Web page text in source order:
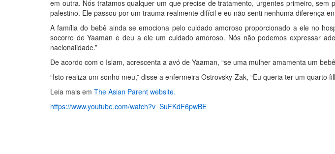
em outra. Nós tratamos qualquer um que precise de tratamento, urgentes primeiro,
palestino. Ele passou por um trauma realmente difícil e eu não senti nenhuma diferença
A família do bebê ainda se emociona pelo cuidado amoroso proporcionado a ele no
socorro de Yaaman e deu a ele um cuidado amoroso. Nós não podemos expressar
nacionalidade.”
De acordo com o Islam, acrescenta a avó de Yaaman, “se uma mulher amamenta um
“Isto realiza um sonho meu,” disse a enfermeira Ostrovsky-Zak, “Eu queria ter um quarto
Leia mais em The Asian Parent website.
https://www.youtube.com/watch?v=SuFKdF6pwBE